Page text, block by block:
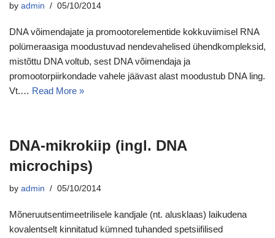
by admin 05/10/2014
DNA võimendajate ja promootorelementide kokkuviimisel RNA
polümeraasiga moodustuvad nendevahelised ühendkompleksid,
mistõttu DNA voltub, sest DNA võimendaja ja
promootorpiirkondade vahele jäävast alast moodustub DNA ling.
Vt.… Read More »
DNA-mikrokiip (ingl. DNA
microchips)
by admin 05/10/2014
Mõneruutsentimeetrilisele kandjale (nt. alusklaas) laikudena
kovalentselt kinnitatud kümned tuhanded spetsiifilised